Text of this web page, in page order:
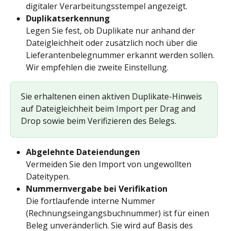
digitaler Verarbeitungsstempel angezeigt.
Duplikatserkennung
Legen Sie fest, ob Duplikate nur anhand der
Dateigleichheit oder zusätzlich noch über die
Lieferantenbelegnummer erkannt werden sollen.
Wir empfehlen die zweite Einstellung.
Sie erhaltenen einen aktiven Duplikate-Hinweis
auf Dateigleichheit beim Import per Drag and
Drop sowie beim Verifizieren des Belegs.
Abgelehnte Dateiendungen
Vermeiden Sie den Import von ungewollten
Dateitypen.
Nummernvergabe bei Verifikation
Die fortlaufende interne Nummer
(Rechnungseingangsbuchnummer) ist für einen
Beleg unveränderlich. Sie wird auf Basis des